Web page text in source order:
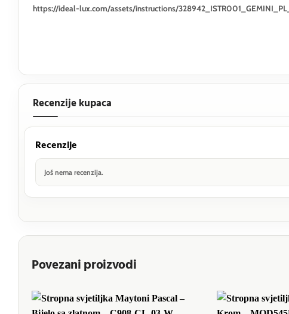
https://ideal-lux.com/assets/instructions/
Recenzije kupaca
Recenzije
Još nema recenzija.
Povezani proizvodi